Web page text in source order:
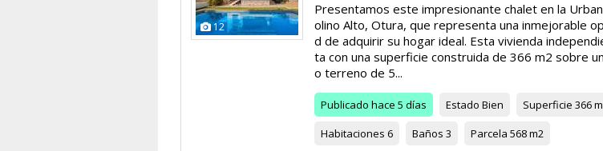
12
Presentamos este impresionante chalet en la
olino Alto, Otura, que representa una inmejorable
d de adquirir su hogar ideal. Esta vivienda
ta con una superficie construida de 366 m2 sobre
o terreno de 5...
Publicado hace 5 días Estado Bien Superficie 366
Habitaciones 6 Baños 3 Parcela 568 m2